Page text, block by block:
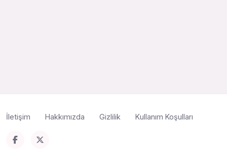
İletişim Hakkımızda Gizlilik Kullanım Koşulları